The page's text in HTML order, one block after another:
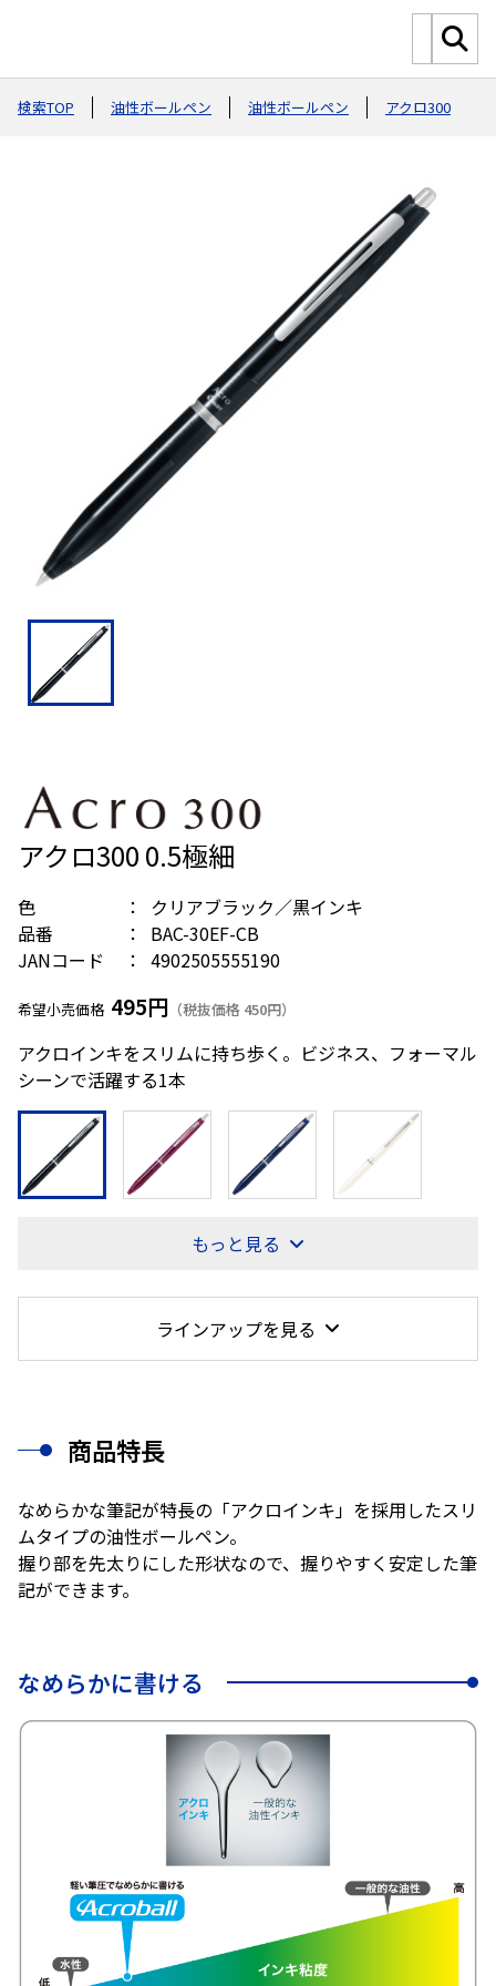
検索TOP 油性ボールペン 油性ボールペン アクロ300
アクロ300 0.5極細
色
クリアブラック／黒インキ
品番
BAC-30EF-CB
JANコード
4902505555190
希望小売価格 495円 （税抜価格 450円）
アクロインキをスリムに持ち歩く。ビジネス、フォーマル
シーンで活躍する1本
もっと見る
ラインアップを見る
商品特長
なめらかな筆記が特長の「アクロインキ」を採用したスリ
ムタイプの油性ボールペン。
握り部を先太りにした形状なので、握りやすく安定した筆
記ができます。
なめらかに書ける